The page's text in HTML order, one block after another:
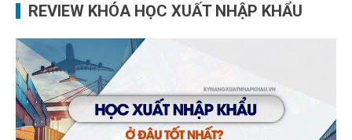
viết
REVIEW KHÓA HỌC XUẤT NHẬP KHẨU